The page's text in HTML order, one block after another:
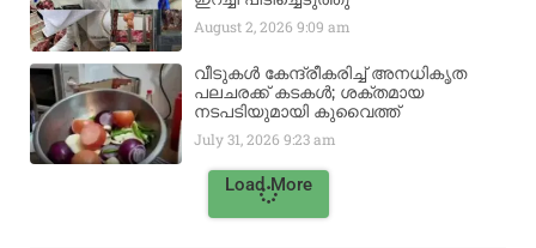
August 2, 20269:09 am
വീടുകൾ കേന്ദ്രീകരിച്ച് അനധികൃത
പലചരക്ക് കടകൾ; ശക്തമായ
നടപടിയുമായി കുവൈത്ത്
July 31, 20269:23 am
Load More